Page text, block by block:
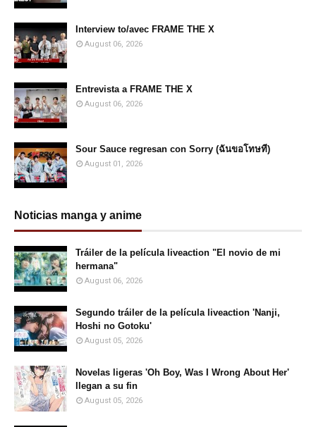
Interview to/avec FRAME THE X
August 06, 2026
Entrevista a FRAME THE X
August 06, 2026
Sour Sauce regresan con Sorry (ฉันขอโทษที)
August 01, 2026
Noticias manga y anime
Tráiler de la película liveaction "El novio de mi
hermana"
August 06, 2026
Segundo tráiler de la película liveaction 'Nanji,
Hoshi no Gotoku'
August 05, 2026
Novelas ligeras 'Oh Boy, Was I Wrong About Her'
llegan a su fin
August 05, 2026